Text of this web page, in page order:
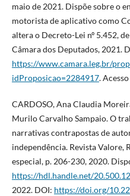
maio de 2021. Dispõe sobre o
motorista de aplicativo como
altera o Decreto-Lei nº 5.452,
Câmara dos Deputados, 2021.
https://www.camara.leg.br/
idProposicao=2284917.
CARDOSO, Ana Claudia
Murilo Carvalho Sampaio. O
narrativas contrapostas de
independência. Revista Valore,
especial, p. 206-230, 2020.
https://hdl.handle.net/
2022. DOI: https://doi.org/